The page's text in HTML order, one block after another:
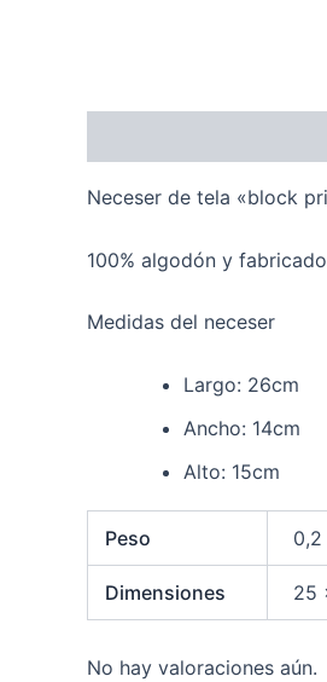
Neceser de tela «block
100% algodón y
Medidas del neceser
Largo: 26cm
Ancho: 14cm
Alto: 15cm
Peso
Dimensiones 25
No hay valoraciones aún.